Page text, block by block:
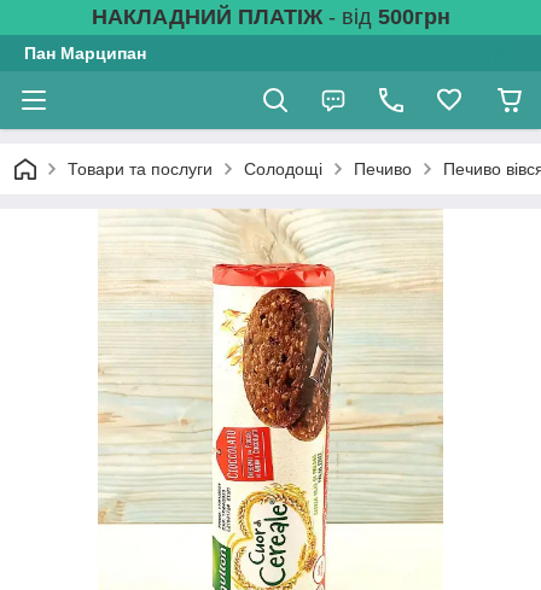
НАКЛАДНИЙ ПЛАТІЖ- від 500грн
Пан Марципан
Товари та послуги Солодощі Печиво Печиво